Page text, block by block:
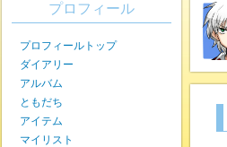
プロフィール
プロフィールトップ
ダイアリー
アルバム
ともだち
アイテム
マイリスト